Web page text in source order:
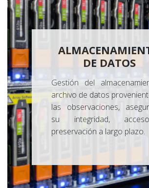
DE DATOS
Gestión del
archivo de datos
las observaciones,
su integridad,
preservación a largo plazo.